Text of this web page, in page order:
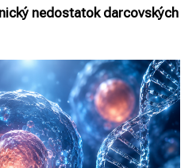
nedostatok darcovských